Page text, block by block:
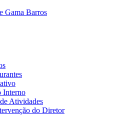
Interno
Atividades
do Diretor